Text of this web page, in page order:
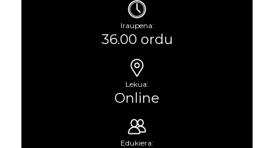
Iraupena:
36.00 ordu
Lekua:
Online
Edukiera: